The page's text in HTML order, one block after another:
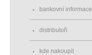
bankovní informace
distributoři
kde nakoupit